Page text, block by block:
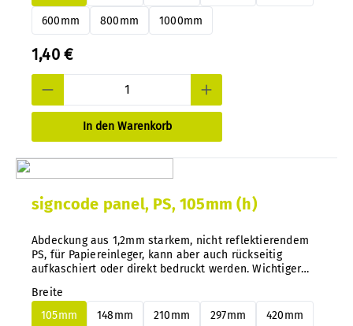
600mm 800mm 1000mm
1,40 €
In den Warenkorb
signcode panel, PS, 105mm (h)
Abdeckung aus 1,2mm starkem, nicht reflektierendem
PS, für Papiereinleger, kann aber auch rückseitig
aufkaschiert oder direkt bedruckt werden. Wichtiger
Alu- oder PS Paneele jederzeit und nachträglich ganz
einfach wechseln.
Breite
105mm
148mm 210mm 297mm 420mm